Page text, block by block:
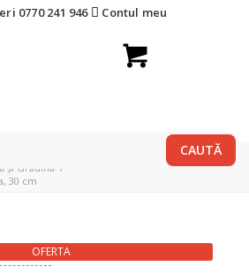
0770 241 946 Contul meu
și Grădină /
30 cm
OFERTA